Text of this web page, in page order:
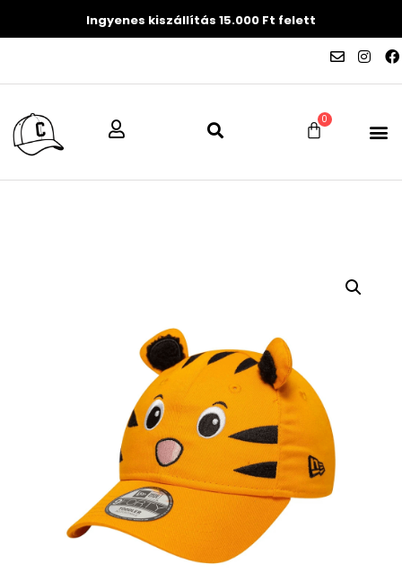
Ingyenes kiszállítás 15.000 Ft felett
0